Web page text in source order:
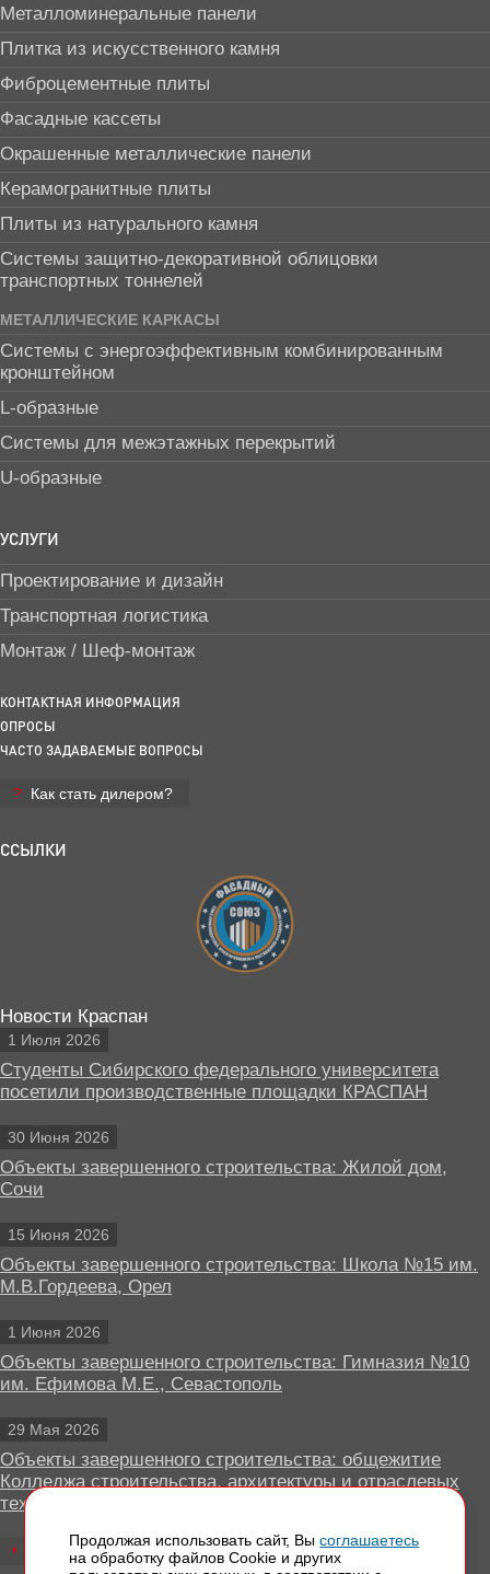
Металломинеральные панели
Плитка из искусственного камня
Фиброцементные плиты
Фасадные кассеты
Окрашенные металлические панели
Керамогранитные плиты
Плиты из натурального камня
Системы защитно-декоративной облицовки
транспортных тоннелей
МЕТАЛЛИЧЕСКИЕ КАРКАСЫ
Системы с энергоэффективным комбинированным
кронштейном
L-образные
Системы для межэтажных перекрытий
U-образные
УСЛУГИ
Проектирование и дизайн
Транспортная логистика
Монтаж / Шеф-монтаж
КОНТАКТНАЯ ИНФОРМАЦИЯ
ОПРОСЫ
ЧАСТО ЗАДАВАЕМЫЕ ВОПРОСЫ
Как стать дилером?
ССЫЛКИ
Новости Краспан
1 Июля 2026
Студенты Сибирского федерального университета
посетили производственные площадки КРАСПАН
30 Июня 2026
Объекты завершенного строительства: Жилой дом,
Сочи
15 Июня 2026
Объекты завершенного строительства: Школа №15 им.
М.В.Гордеева, Орел
1 Июня 2026
Объекты завершенного строительства: Гимназия №10
им. Ефимова М.Е., Севастополь
29 Мая 2026
Объекты завершенного строительства: общежитие
Колледжа строительства, архитектуры и отраслевых
технологий, Липецк
Все новости
Продолжая использовать сайт, Высоглашаетесь
на обработку файлов Сookie и других